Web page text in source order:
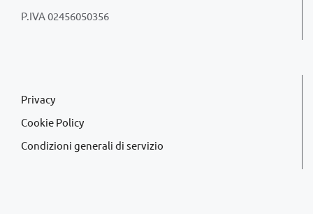
P.IVA 02456050356
Privacy
Cookie Policy
Condizioni generali di servizio